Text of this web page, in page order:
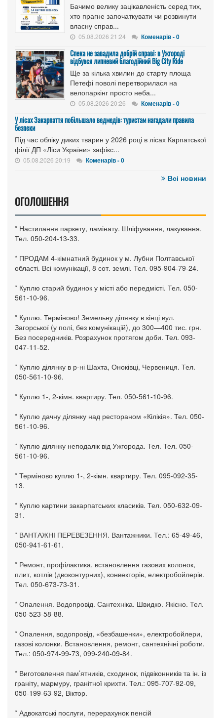
Бачимо велику зацікавленість серед тих,
хто прагне започаткувати чи розвинути
власну справ...
05.08.2026 21:24 Коменарів - 0
Спека не завадила добрій справі: в Ужгороді
відбувся липневий благодійний Big City Ride
Ще за кілька хвилин до старту площа
Петефі поволі перетворилася на
велопаркінг просто неба...
05.08.2026 20:26 Коменарів - 0
У лісах Закарпаття побільшало ведмедів: туристам нагадали правила
безпеки
Під час обліку диких тварин у 2026 році в лісах Карпатської
філії ДП «Ліси України» зафікс...
05.08.2026 20:19 Коменарів - 0
Всі новини
ОГОЛОШЕННЯ
* Настилання паркету, ламінату. Шліфування, лакування.
Тел. 050-204-13-33.
* ПРОДАМ 4-кімнатний будинок у м. Лубни Полтавської
області. Всі комунікації, 8 сот. землі. Тел. 095-904-79-24.
* Куплю старий будинок у місті або передмісті. Тел. 050-
561-10-96.
* Куплю. Терміново! Земельну ділянку в кінці вул.
Загорської (у полі, без комунікацій), до 300—400 тис. грн.
Без посередників. Розрахунок протягом доби. Тел. 093-
047-11-52.
* Куплю ділянку в р-ні Шахта, Оноківці, Червениця. Тел.
050-561-10-96.
* Куплю 1-, 2-кімн. квартиру. Тел. 050-561-10-96.
* Куплю дачну ділянку над рестораном «Кілікія». Тел. 050-
561-10-96.
* Куплю ділянку неподалік від Ужгорода. Тел. Тел. 050-
561-10-96.
* Терміново куплю 1-, 2-кімн. квартиру. Тел. 095-092-35-
13.
* Куплю картини закарпатських класиків. Тел. 050-632-09-
31.
* ВАНТАЖНІ ПЕРЕВЕЗЕННЯ. Вантажники. Тел.: 65-49-46,
050-941-61-61.
* Ремонт, профілактика, встановлення газових колонок,
плит, котлів (двоконтурних), конвекторів, електробойлерів.
Тел. 050-673-73-31.
* Опалення. Водопровід. Сантехніка. Швидко. Якісно. Тел.
050-523-58-88.
* Опалення, водопровід, «безбашенки», електробойлери,
газові колонки. Встановлення, ремонт, сантехнічні роботи.
Тел.: 050-974-99-73, 099-240-09-84.
* Виготовлення пам’ятників, сходинок, підвіконників та ін. із
граніту, мармуру, гранітної крихти. Тел.: 095-707-92-09,
050-199-63-92, Віктор.
* Адвокатські послуги, перерахунок пенсій